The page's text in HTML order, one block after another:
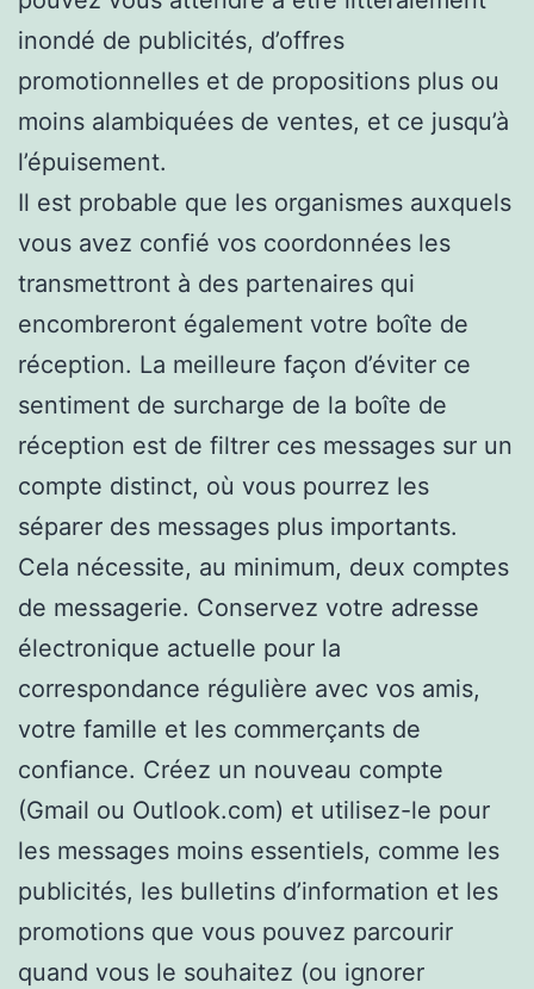
inondé de publicités, d’offres
promotionnelles et de propositions plus ou
moins alambiquées de ventes, et ce jusqu’à
l’épuisement.
Il est probable que les organismes auxquels
vous avez confié vos coordonnées les
transmettront à des partenaires qui
encombreront également votre boîte de
réception. La meilleure façon d’éviter ce
sentiment de surcharge de la boîte de
réception est de filtrer ces messages sur un
compte distinct, où vous pourrez les
séparer des messages plus importants.
Cela nécessite, au minimum, deux comptes
de messagerie. Conservez votre adresse
électronique actuelle pour la
correspondance régulière avec vos amis,
votre famille et les commerçants de
confiance. Créez un nouveau compte
(Gmail ou Outlook.com) et utilisez-le pour
les messages moins essentiels, comme les
publicités, les bulletins d’information et les
promotions que vous pouvez parcourir
quand vous le souhaitez (ou ignorer